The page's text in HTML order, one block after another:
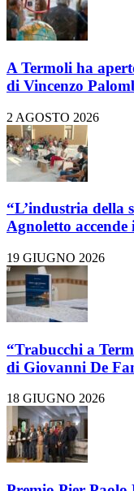
A Termoli ha
di Vincenzo
2 AGOSTO 2026
“L’industria della
Agnoletto
19 GIUGNO 2026
“Trabucchi a
di Giovanni De
18 GIUGNO 2026